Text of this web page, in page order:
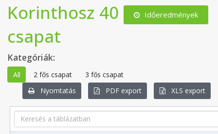
Időeredmények
Korinthosz 40
csapat
Kategóriák:
All 2 fős csapat
3 fős csapat
Nyomtatás
PDF export XLS export
Search